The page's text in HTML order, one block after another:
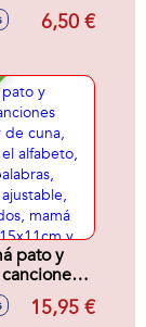
6,50 €
pato y
de cuna,
el
15,95 €